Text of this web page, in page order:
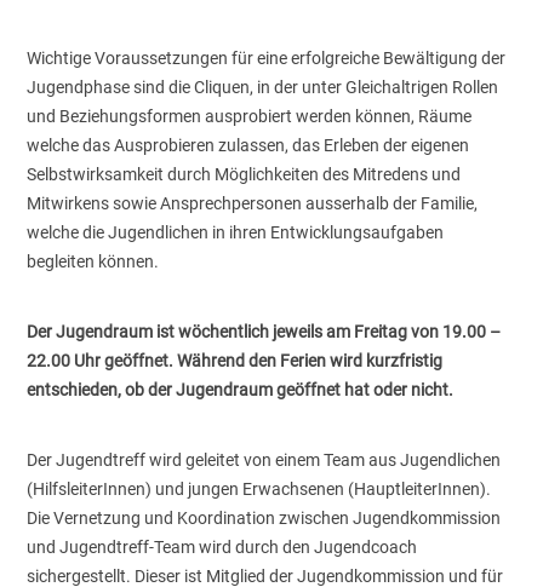
Wichtige Voraussetzungen für eine erfolgreiche Bewältigung der
Jugendphase sind die Cliquen, in der unter Gleichaltrigen Rollen
und Beziehungsformen ausprobiert werden können, Räume
welche das Ausprobieren zulassen, das Erleben der eigenen
Selbstwirksamkeit durch Möglichkeiten des Mitredens und
Mitwirkens sowie Ansprechpersonen ausserhalb der Familie,
welche die Jugendlichen in ihren Entwicklungsaufgaben
begleiten können.
Der Jugendraum ist wöchentlich jeweils am Freitag von 19.00 –
22.00 Uhr geöffnet. Während den Ferien wird kurzfristig
entschieden, ob der Jugendraum geöffnet hat oder nicht.
Der Jugendtreff wird geleitet von einem Team aus Jugendlichen
(HilfsleiterInnen) und jungen Erwachsenen (HauptleiterInnen).
Die Vernetzung und Koordination zwischen Jugendkommission
und Jugendtreff-Team wird durch den Jugendcoach
sichergestellt. Dieser ist Mitglied der Jugendkommission und für